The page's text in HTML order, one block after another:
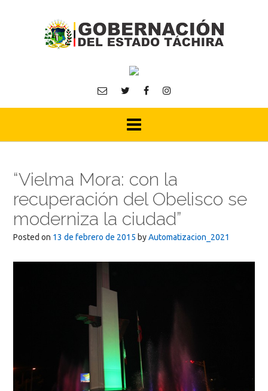
“Vielma Mora: con la
recuperación del Obelisco se
moderniza la ciudad”
Posted on 13 de febrero de 2015 byAutomatizacion_2021